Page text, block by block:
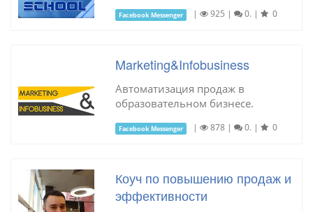
Facebook Messenger | 925 | 0. | 0
Marketing&Infobusiness
Автоматизация продаж в
образовательном бизнесе.
Facebook Messenger | 878 | 0. | 0
Коуч по повышению продаж и
эффективности